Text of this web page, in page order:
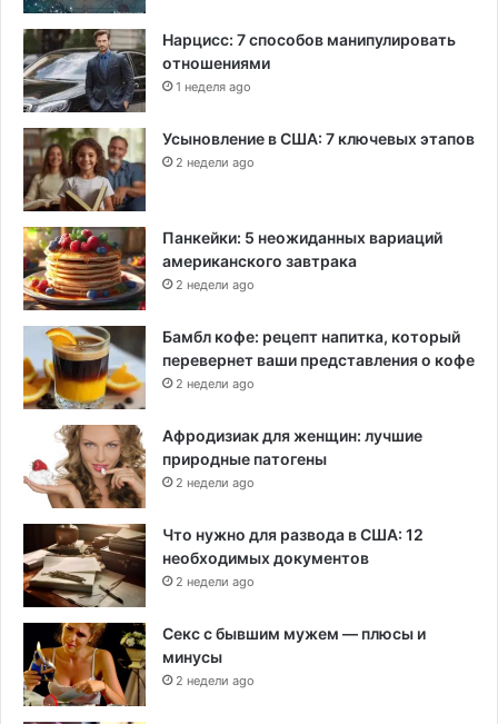
Нарцисс: 7 способов манипулировать
отношениями
1 неделя ago
Усыновление в США: 7 ключевых этапов
2 недели ago
Панкейки: 5 неожиданных вариаций
американского завтрака
2 недели ago
Бамбл кофе: рецепт напитка, который
перевернет ваши представления о кофе
2 недели ago
Афродизиак для женщин: лучшие
природные патогены
2 недели ago
Что нужно для развода в США: 12
необходимых документов
2 недели ago
Секс с бывшим мужем — плюсы и
минусы
2 недели ago